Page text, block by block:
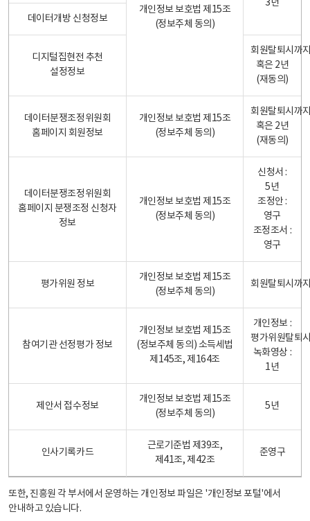
개인정보 보호법 제15조
(정보주체 동의)
3년
데이터개방 신청정보
디지털집현전 추천
설정정보
회원탈퇴시까
혹은 2년
(재동의)
데이터분쟁조정위원회
홈페이지 회원정보
개인정보 보호법 제15조
(정보주체 동의)
회원탈퇴시까
혹은 2년
(재동의)
데이터분쟁조정위원회
홈페이지 분쟁조정 신청자
정보
개인정보 보호법 제15조
(정보주체 동의)
신청서 :
5년
조정안 :
영구
조정조서 :
영구
평가위원 정보
개인정보 보호법 제15조
(정보주체 동의)
회원탈퇴시까
참여기관 선정평가 정보
개인정보 보호법 제15조
(정보주체 동의) 소득세법
제145조, 제164조
개인정보 :
평가위원탈퇴
녹화영상 :
1년
제안서 접수정보
개인정보 보호법 제15조
(정보주체 동의)
5년
인사기록카드
근로기준법 제39조,
제41조, 제42조
준영구
또한, 진흥원 각 부서에서 운영하는 개인정보 파일은 '개인정보 포털'에서
안내하고 있습니다.